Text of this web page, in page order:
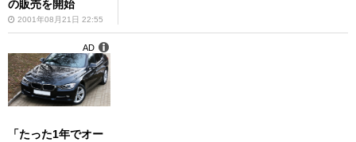
の販売を開始
2001年08月21日 22:55
「たった1年でオー
AD